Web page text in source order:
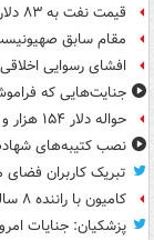
قیمت نفت به ۸۳ دلار و ۵۵ سنت در هر بشکه رسید
مقام سابق
افشای رسوایی
جنایت‌هایی که
حواله دلار ۱۵۴ هزار و ۴۵۱ تومان شد
نصب کتیبه‌های
تبریک کاربران فضای
کامیون با راننده ۸ ساله در اصفهان توقیف شد
پزشکیان: جنایات